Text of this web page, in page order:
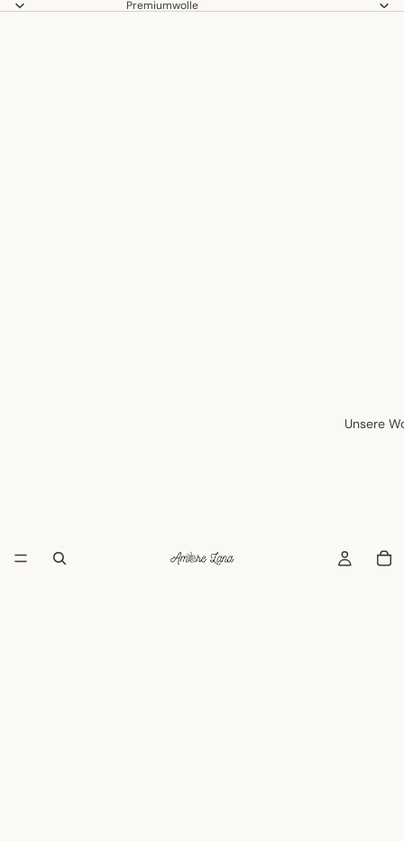
Premiumwolle
Unsere